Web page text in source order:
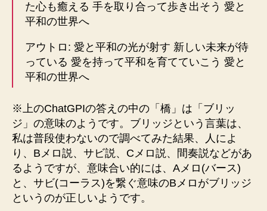
た心も癒える 手を取り合って歩き出そう 愛と
平和の世界へ
アウトロ: 愛と平和の光が射す 新しい未来が待
っている 愛を持って平和を育てていこう 愛と
平和の世界へ
※上のChatGPIの答えの中の「橋」は「ブリッ
ジ」の意味のようです。ブリッジという言葉は、
私は普段使わないので調べてみた結果、人によ
り、Bメロ説、サビ説、Cメロ説、間奏説などがあ
るようですが、意味合い的には、Aメロ(バース)
と、サビ(コーラス)を繋ぐ意味のBメロがブリッジ
というのが正しいようです。